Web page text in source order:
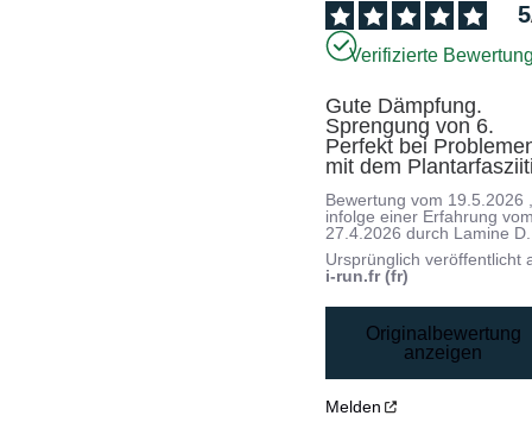
5
Verifizierte
Gute Dämpfung.
Sprengung von 6.
Perfekt bei
mit dem
Bewertung vom 19.5.2026
infolge einer Erfahrung
27.4.2026 durch Lamine D.
Ursprünglich veröffentlicht
i-run.fr (fr)
Originalbewertung
anzeigen
Melden